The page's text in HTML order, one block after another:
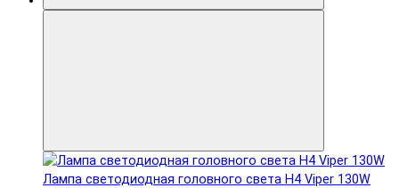
Лампа светодиодная головного света H4 Viper 130W